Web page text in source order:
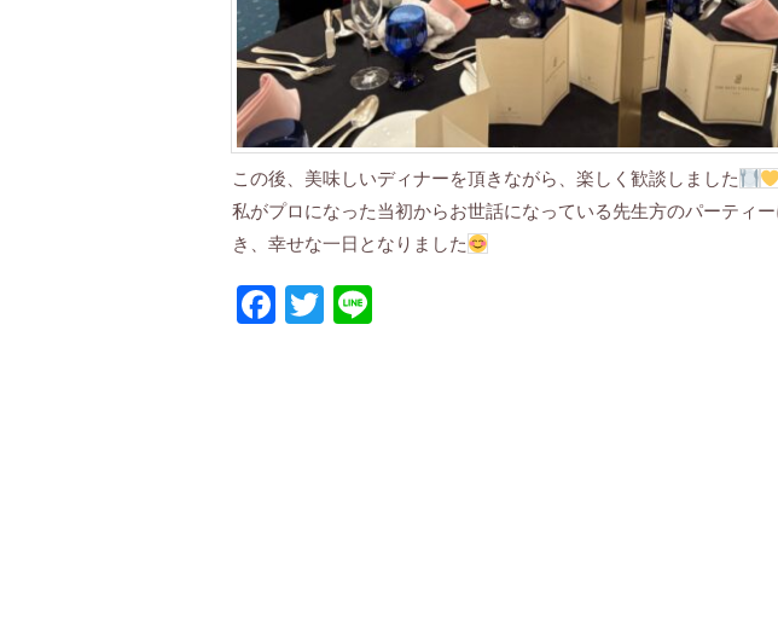
この後、美味しいディナーを頂きながら、楽しく歓談しました
私がプロになった当初からお世話になっている先生方のパーティ
き、幸せな一日となりました
Facebook
Twitter